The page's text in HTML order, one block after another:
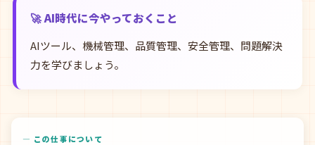
🚀 AI時代に今やっておくこと
AIツール、機械管理、品質管理、安全管理、問題解決
力を学びましょう。
— この仕事について